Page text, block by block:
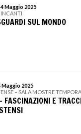
Maggio 2025
INCANTI
SUL MONDO
Maggio 2025
– SALA MOSTRE
FASCINAZIONI E